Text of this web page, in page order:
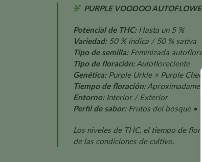
PURPLE VOODOO
Potencial de THC:Hasta un 5 %
Variedad:50 % índica / 50 % sativa
Tipo de semilla:Feminizada
Tipo de floración:Autofloreciente
Genética:Purple Urkle × Purple
Tiempo de floración:
Entorno:Interior / Exterior
Perfil de sabor:Frutos del bosque •
Los niveles de THC, el tiempo de
de las condiciones de cultivo.